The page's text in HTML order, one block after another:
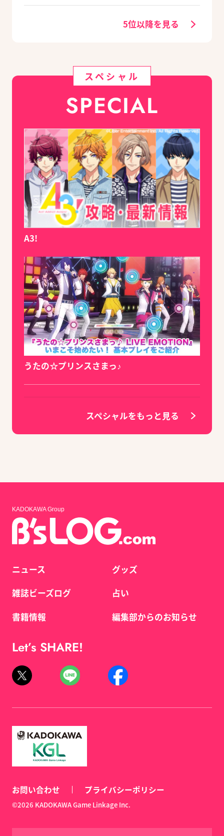
5位以降を見る
スペシャル
SPECIAL
A3!
うたの☆プリンスさまっ♪
スペシャルをもっと見る
KADOKAWA Group
ニュース
雑誌ビーズログ
書籍情報
グッズ
占い
編集部からのお知らせ
Let’s SHARE!
お問い合わせ プライバシーポリシー
©2026 KADOKAWA Game Linkage Inc.